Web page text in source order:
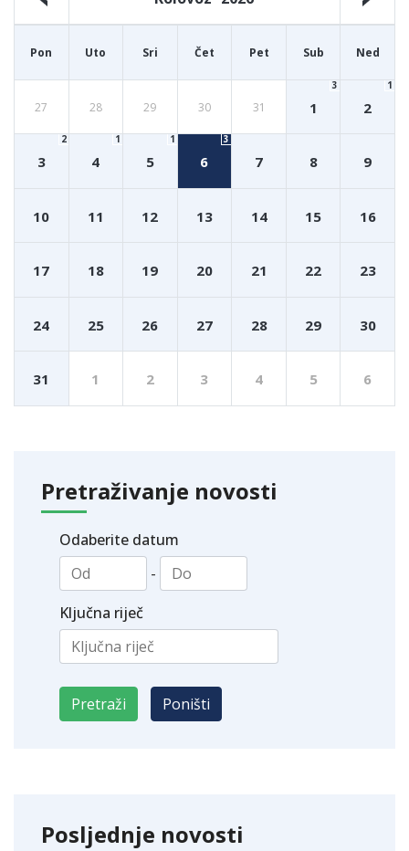
Pon Uto Sri Čet Pet Sub Ned
27 28 29 30 31 1
3
2
1
3
2
4
1
5
1
6
3
7 8 9
10 11 12 13 14 15 16
17 18 19 20 21 22 23
24 25 26 27 28 29 30
31 1 2 3 4 5 6
Pretraživanje novosti
Odaberite datum
-
Ključna riječ
Posljednje novosti